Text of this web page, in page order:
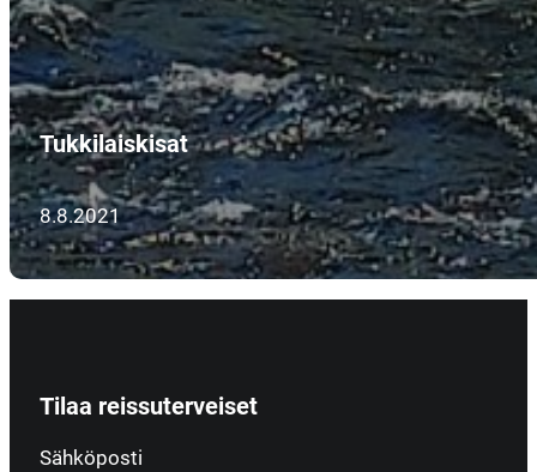
Tukkilaiskisat
8.8.2021
Tilaa reissuterveiset
Section
Sähköposti